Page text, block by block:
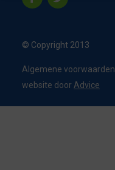
© Copyright 2013
Algemene voorwaarden
website door Advice